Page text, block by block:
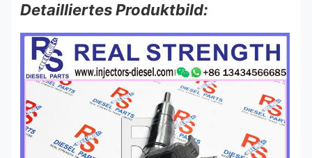
Detailliertes Produktbild: